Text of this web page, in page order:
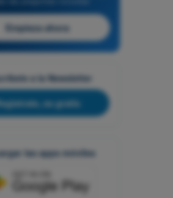
Empieza ahora
a la Newsletter
es gratis
las apps móviles